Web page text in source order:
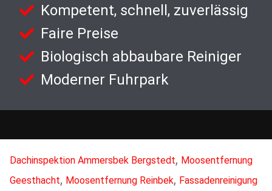
Kompetent, schnell, zuverlässig
Faire Preise
Biologisch abbaubare Reiniger
Moderner Fuhrpark
Dachinspektion Ammersbek Bergstedt, Moosentfernung
Geesthacht, Moosentfernung Reinbek, Fassadenreinigung